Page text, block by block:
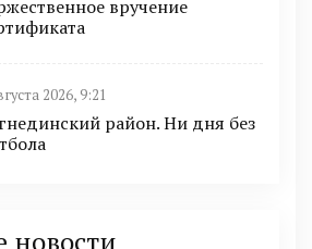
вручение
2026, 9:21
район. Ни дня без
новости